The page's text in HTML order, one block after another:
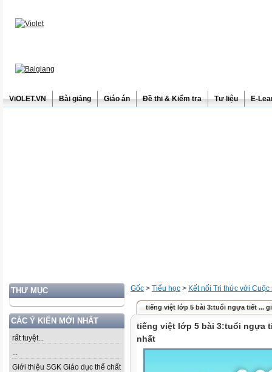
ViOLET.VN Bài giảng Giáo án Đề thi & Kiểm tra Tư liệu E-
THƯ MỤC
CÁC Ý KIẾN MỚI NHẤT
rất tuyệt...
...
Giới thiệu SGK Giáo dục thể chất
Gốc > Tiểu học > Kết nối Tri thức với Cuộc
tiếng việt lớp 5 bài 3:tuổi ngựa tiết ...
tiếng việt lớp 5 bài 3:tuổi ngựa
nhất